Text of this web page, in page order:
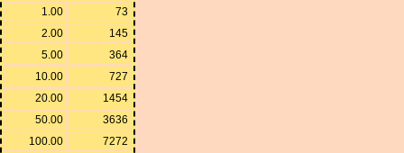
1.00
73
2.00
145
5.00
364
10.00
727
20.00
1454
50.00
3636
100.00
7272